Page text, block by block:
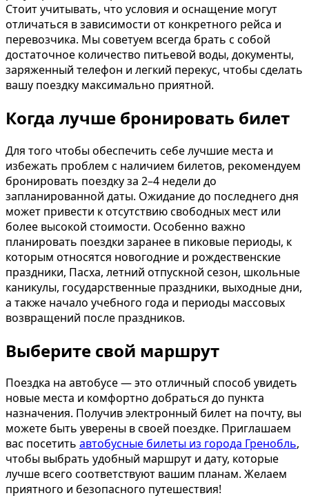
Стоит учитывать, что условия и оснащение могут
отличаться в зависимости от конкретного рейса и
перевозчика. Мы советуем всегда брать с собой
достаточное количество питьевой воды, документы,
заряженный телефон и легкий перекус, чтобы сделать
вашу поездку максимально приятной.
Когда лучше бронировать билет
Для того чтобы обеспечить себе лучшие места и
избежать проблем с наличием билетов, рекомендуем
бронировать поездку за 2–4 недели до
запланированной даты. Ожидание до последнего дня
может привести к отсутствию свободных мест или
более высокой стоимости. Особенно важно
планировать поездки заранее в пиковые периоды, к
которым относятся новогодние и рождественские
праздники, Пасха, летний отпускной сезон, школьные
каникулы, государственные праздники, выходные дни,
а также начало учебного года и периоды массовых
возвращений после праздников.
Выберите свой маршрут
Поездка на автобусе — это отличный способ увидеть
новые места и комфортно добраться до пункта
назначения. Получив электронный билет на почту, вы
можете быть уверены в своей поездке. Приглашаем
вас посетить автобусные билеты из города Гренобль,
чтобы выбрать удобный маршрут и дату, которые
лучше всего соответствуют вашим планам. Желаем
приятного и безопасного путешествия!